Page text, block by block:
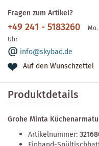
Fragen zum Artikel?
+49 241 - 5183260
Uhr
info@skybad.de
Auf den Wunschzettel
Produktdetails
Grohe Minta
Artikelnummer: